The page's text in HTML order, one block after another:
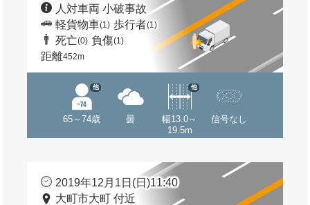
人対車両 小破事故
軽貨物車(1) 歩行者(1)
死亡(0) 負傷(1)
距離452m
65～74歳
他
曇
幅13.0～
19.5m
他
信号なし
2019年12月1日(日)11:40
大町市大町 付近